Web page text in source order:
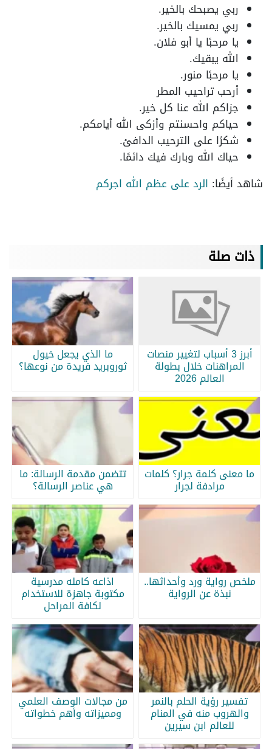
ربي يصبحك بالخير.
ربي يمسيك بالخير.
يا مرحبًا يا أبو فلان.
الله يبقيك.
يا مرحبًا منور.
أرحب تراحيب المطر
جزاكم الله عنا كل خير.
حياكم واحسنتم وأزكى الله أيامكم.
شكرًا على الترحيب الدافئ.
حياك الله وبارك فيك دائمًا.
شاهد أيضًا: الرد على عظم الله اجركم
ذات صلة
أبرز 3 أسباب لتغيير منصات
المراهنات خلال بطولة
العالم 2026
ما الذي يجعل خيول
ثوروبريد فريدة من نوعها؟
ما معنى كلمة جرار؟ كلمات
مرادفة لجرار
تتضمن مقدمة الرسالة: ما
هي عناصر الرسالة؟
ملخص رواية ورد وأحداثها..
نبذة عن الرواية
اذاعه كامله مدرسية
مكتوبة جاهزة للاستخدام
لكافة المراحل
تفسير رؤية الحلم بالنمر
والهروب منه في المنام
للعالم ابن سيرين
من مجالات الوصف العلمي
ومميزاته وأهم خطواته